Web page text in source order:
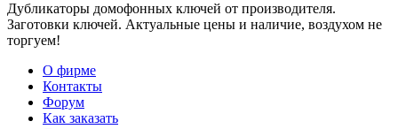
Дубликаторы домофонных ключей от производителя.
Заготовки ключей. Актуальные цены и наличие, воздухом не
торгуем!
О фирме
Контакты
Форум
Как заказать